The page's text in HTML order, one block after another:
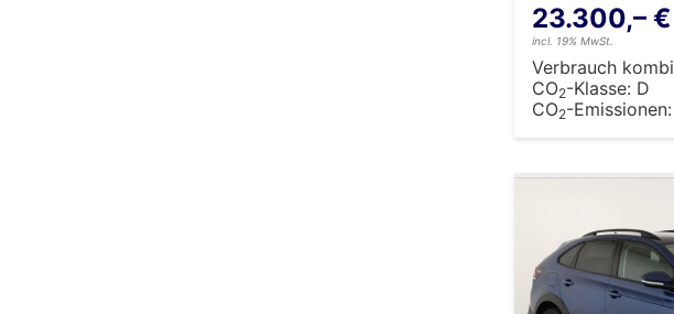
23.300,– €
incl. 19% MwSt.
Verbrauch
CO2-Klasse: D
CO2-Emissionen: